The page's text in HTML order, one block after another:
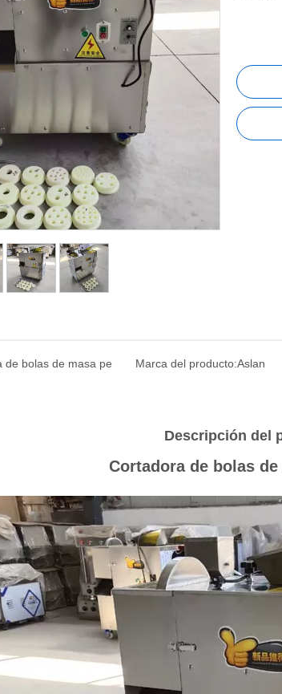
de bolas de masa pe
Marca del producto:Aslan
Descripción del
Cortadora de bolas de